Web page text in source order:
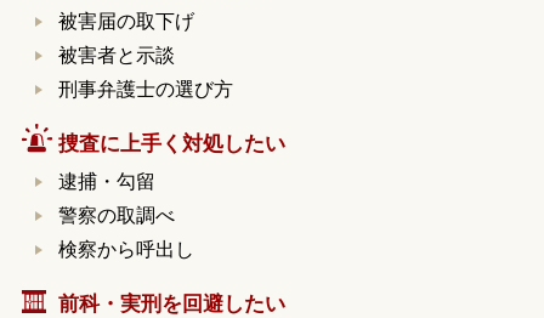
被害届の取下げ
被害者と示談
刑事弁護士の選び方
捜査に上手く対処したい
逮捕・勾留
警察の取調べ
検察から呼出し
前科・実刑を回避したい